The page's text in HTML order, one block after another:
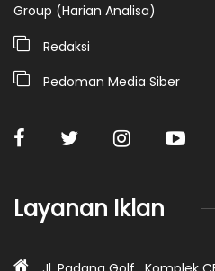
Group (Harian Analisa)
Redaksi
Pedoman Media Siber
Layanan Iklan